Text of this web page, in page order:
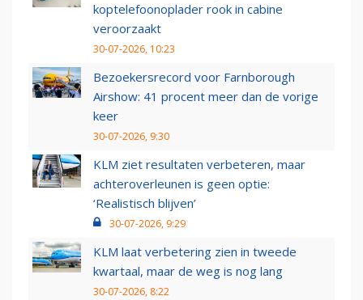
koptelefoonoplader rook in cabine
veroorzaakt
30-07-2026, 10:23
Bezoekersrecord voor Farnborough
Airshow: 41 procent meer dan de vorige
keer
30-07-2026, 9:30
KLM ziet resultaten verbeteren, maar
achteroverleunen is geen optie:
‘Realistisch blijven’
30-07-2026, 9:29
KLM laat verbetering zien in tweede
kwartaal, maar de weg is nog lang
30-07-2026, 8:22